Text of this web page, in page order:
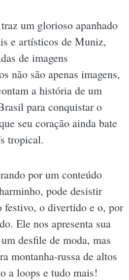
um glorioso apanhado
e artísticos de Muniz,
de imagens
não são apenas imagens,
a história de um
para conquistar o
seu coração ainda bate
tropical.
por um conteúdo
pode desistir
festivo, o divertido e o, por
Ele nos apresenta sua
desfile de moda, mas
montanha-russa de altos
a loops e tudo mais!